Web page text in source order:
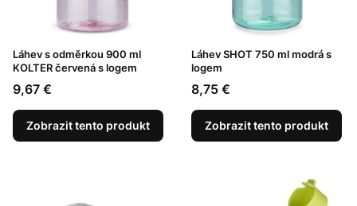
Láhev s odměrkou 900 ml
KOLTER červená s logem
Cena
9,67 €
Zobrazit tento produkt
Láhev SHOT 750 ml modrá s
logem
Cena
8,75 €
Zobrazit tento produkt